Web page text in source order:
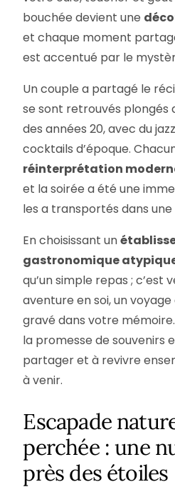
bouchée devient une
et chaque moment
est accentué par le
Un couple a partagé le
se sont retrouvés plongés
des années 20, avec du
cocktails d’époque.
réinterprétation
et la soirée a été une
les a transportés dans
En choisissant un
gastronomique
qu’un simple repas ; c’est
aventure en soi, un
gravé dans votre
la promesse de souvenirs
partager et à revivre
à venir.
Escapade
perchée : une
près des étoiles